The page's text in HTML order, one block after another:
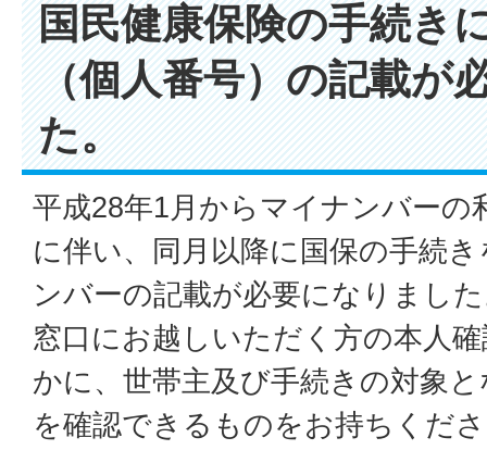
国民健康保険の手続き
（個人番号）の記載が
た。
平成28年1月からマイナンバーの
に伴い、同月以降に国保の手続
ンバーの記載が必要になりまし
窓口にお越しいただく方の本人
かに、世帯主及び手続きの対象
を確認できるものをお持ちくだ